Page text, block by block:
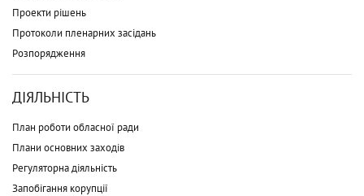
Проекти рішень
Протоколи пленарних засідань
Розпорядження
ДІЯЛЬНІСТЬ
План роботи обласної ради
Плани основних заходів
Регуляторна діяльність
Запобігання корупції